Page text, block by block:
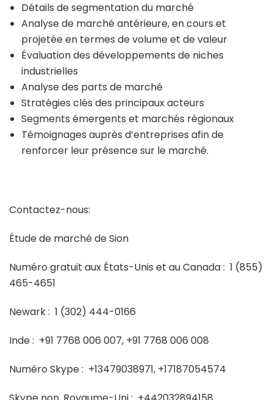
Détails de segmentation du marché
Analyse de marché antérieure, en cours et
projetée en termes de volume et de valeur
Évaluation des développements de niches
industrielles
Analyse des parts de marché
Stratégies clés des principaux acteurs
Segments émergents et marchés régionaux
Témoignages auprès d’entreprises afin de
renforcer leur présence sur le marché.
Contactez-nous:
Étude de marché de Sion
Numéro gratuit aux États-Unis et au Canada : 1 (855)
465-4651
Newark : 1 (302) 444-0166
Inde : +91 7768 006 007, +91 7768 006 008
Numéro Skype : +13479038971, +17187054574